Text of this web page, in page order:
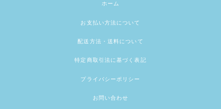
ホーム
お支払い方法について
配送方法・送料について
特定商取引法に基づく表記
プライバシーポリシー
お問い合わせ